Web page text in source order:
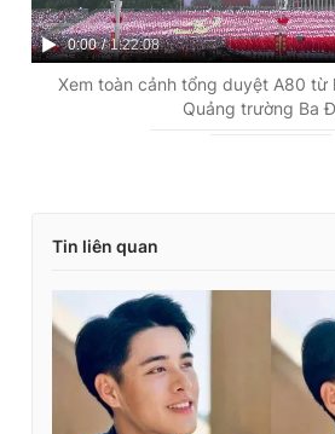
C
u
i
m
0:00 / D
u
1:22:08
Xem toàn cảnh tổng duyệt A80 từ
Quảng trường Ba
Tin liên quan